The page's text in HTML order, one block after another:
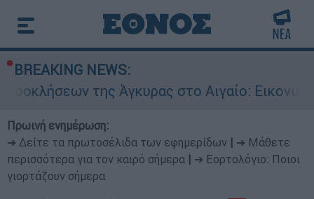
BREAKING NEWS:
της Άγκυρας στο Αιγαίο: Εικονική
Πρωινή ενημέρωση:
➔ Δείτε τα πρωτοσέλιδα των εφημερίδων
➔ Μάθετε
περισσότερα για τον καιρό σήμερα
➔ Εορτολόγιο: Ποιοι
γιορτάζουν σήμερα